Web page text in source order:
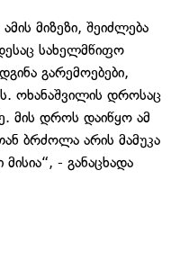
მიზეზი, შეიძლება
სახელმწიფო
გარემოებები,
ოხანაშვილის დროსაც
მის დროს დაიწყო ამ
ბრძოლა არის მამუკა
- განაცხადა